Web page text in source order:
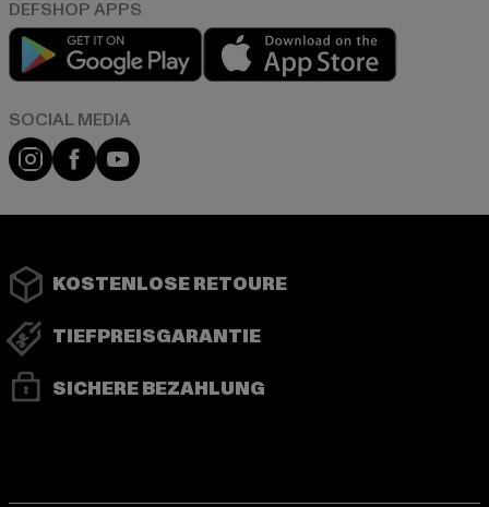
Play market
Instagram
FacebookYouTube
KOSTENLOSE RETOURE
TIEFPREISGARANTIE
SICHERE BEZAHLUNG